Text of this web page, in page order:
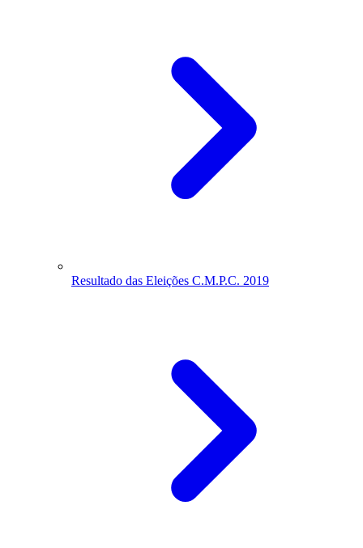
Resultado das Eleições C.M.P.C. 2019